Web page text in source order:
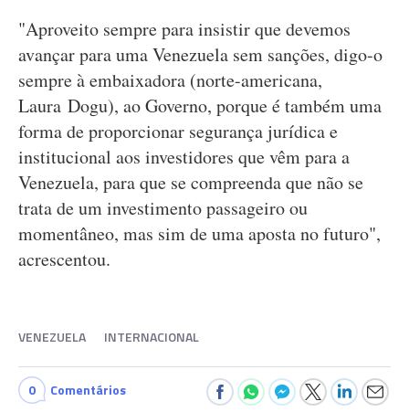
"Aproveito sempre para insistir que devemos
avançar para uma Venezuela sem sanções, digo-o
sempre à embaixadora (norte-americana,
Laura Dogu), ao Governo, porque é também uma
forma de proporcionar segurança jurídica e
institucional aos investidores que vêm para a
Venezuela, para que se compreenda que não se
trata de um investimento passageiro ou
momentâneo, mas sim de uma aposta no futuro",
acrescentou.
VENEZUELA INTERNACIONAL
0 Comentários